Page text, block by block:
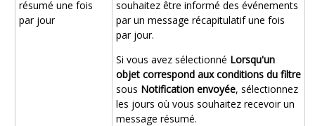
résumé une fois
par jour
souhaitez être informé des événements
par un message récapitulatif une fois
par jour.
Si vous avez sélectionné Lorsqu'un
objet correspond aux conditions du filtre
sous Notification envoyée, sélectionnez
les jours où vous souhaitez recevoir un
message résumé.